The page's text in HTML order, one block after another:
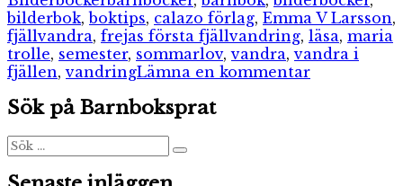
bilderbok,boktips, calazo förlag, Emma V Larsson,
fjällvandra, frejas första fjällvandring, läsa, maria
trolle, semester, sommarlov,vandra,vandra i
fjällen,vandringLämna en kommentartill
Sök på Barnboksprat
Sök
efter:
Sök